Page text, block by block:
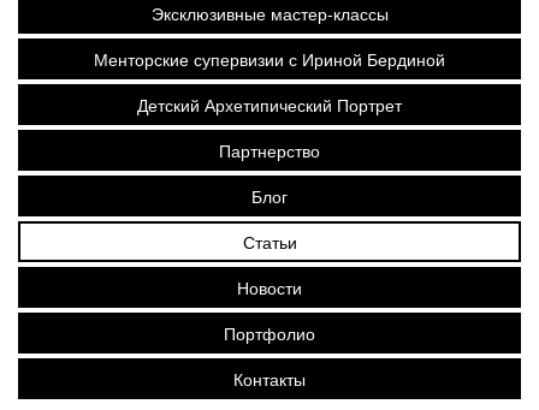
Эксклюзивные мастер-классы
Менторские супервизии с Ириной Бердиной
Детский Архетипический Портрет
Партнерство
Блог
Статьи
Новости
Портфолио
Контакты